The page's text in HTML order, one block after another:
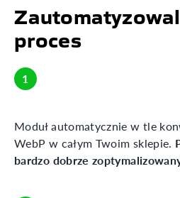
proces
1
Moduł automatycznie w tle
WebP w całym Twoim sklepie.
bardzo dobrze